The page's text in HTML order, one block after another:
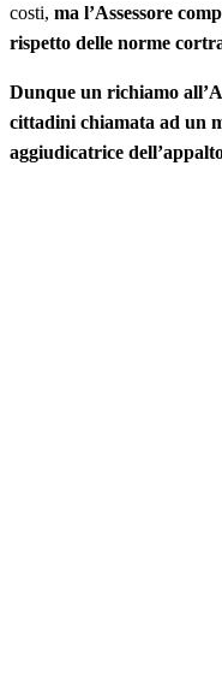
costi, ma l’Assessore
rispetto delle norme
Dunque un richiamo
cittadini chiamata ad un
aggiudicatrice